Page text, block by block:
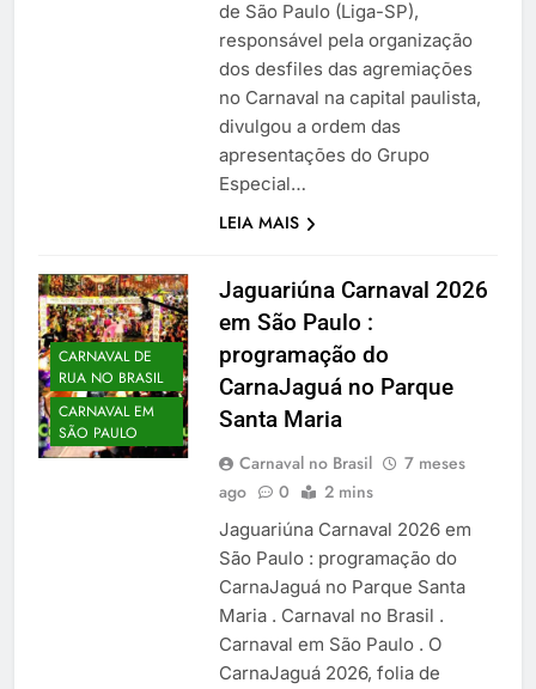
de São Paulo (Liga-SP),
responsável pela organização
dos desfiles das agremiações
no Carnaval na capital paulista,
divulgou a ordem das
apresentações do Grupo
Especial…
LEIA MAIS
CARNAVAL DE
RUA NO BRASIL
CARNAVAL EM
SÃO PAULO
Jaguariúna Carnaval 2026
em São Paulo :
programação do
CarnaJaguá no Parque
Santa Maria
Carnaval no Brasil
7 meses
ago
0 2 mins
Jaguariúna Carnaval 2026 em
São Paulo : programação do
CarnaJaguá no Parque Santa
Maria . Carnaval no Brasil .
Carnaval em São Paulo . O
CarnaJaguá 2026, folia de